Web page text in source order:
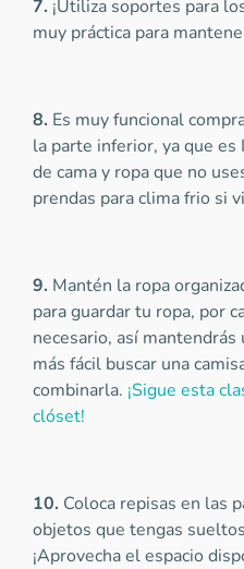
7. ¡Utiliza soportes para
muy práctica para
8. Es muy funcional
la parte inferior, ya que es
de cama y ropa que no
prendas para clima frio si
9. Mantén la ropa
para guardar tu ropa, por
necesario, así
más fácil buscar una
combinarla. ¡Sigue esta
clóset!
10. Coloca repisas en las
objetos que tengas
¡Aprovecha el espacio